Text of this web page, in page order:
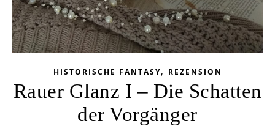
HISTORISCHE FANTASY, REZENSION
Rauer Glanz I – Die Schatten
der Vorgänger